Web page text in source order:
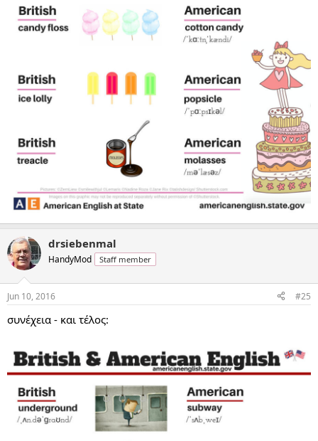
drsiebenmal
HandyMod Staff member
Jun 10, 2016 #25
συνέχεια - και τέλος: